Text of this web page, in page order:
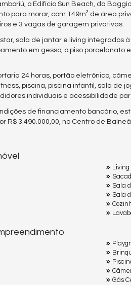
o Edifício Sun Beach, da
para morar, com 149m² de área
e 3 vagas de garagem privativas.
sala de jantar e living integrados
em gesso, o piso porcelanato
24 horas, portão eletrônico,
piscina, piscina infantil, sala de
individuais e acessibilidade
de financiamento bancário,
R$ 3.490.000,00, no Centro de
Living
Sala
Sala
Gás